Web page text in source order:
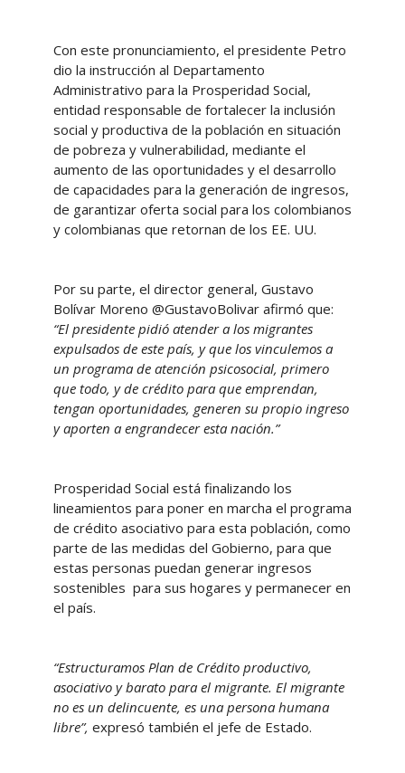
Con este pronunciamiento, el presidente Petro
dio la instrucción al Departamento
Administrativo para la Prosperidad Social,
entidad responsable de fortalecer la inclusión
social y productiva de la población en situación
de pobreza y vulnerabilidad, mediante el
aumento de las oportunidades y el desarrollo
de capacidades para la generación de ingresos,
de garantizar oferta social para los colombianos
y colombianas que retornan de los EE. UU.
Por su parte, el director general, Gustavo
Bolívar Moreno @GustavoBolivar afirmó que:
“El presidente pidió atender a los migrantes
expulsados de este país, y que los vinculemos a
un programa de atención psicosocial, primero
que todo, y de crédito para que emprendan,
tengan oportunidades, generen su propio ingreso
y aporten a engrandecer esta nación.”
Prosperidad Social está finalizando los
lineamientos para poner en marcha el programa
de crédito asociativo para esta población, como
parte de las medidas del Gobierno, para que
estas personas puedan generar ingresos
sostenibles para sus hogares y permanecer en
el país.
“Estructuramos Plan de Crédito productivo,
asociativo y barato para el migrante. El migrante
no es un delincuente, es una persona humana
libre”, expresó también el jefe de Estado.